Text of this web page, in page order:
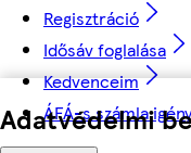
Adatvédelmi
Regisztráció
Idősáv foglalása
Kedvenceim
ÁFÁ-s számla